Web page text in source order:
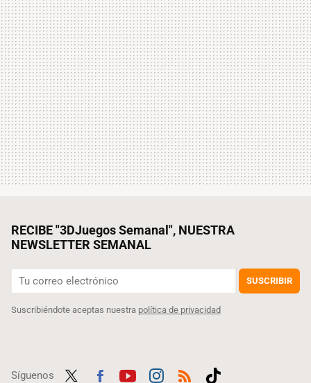
RECIBE "3DJuegos Semanal", NUESTRA
NEWSLETTER SEMANAL
SUSCRIBIR
Suscribiéndote aceptas nuestra política de privacidad
Síguenos